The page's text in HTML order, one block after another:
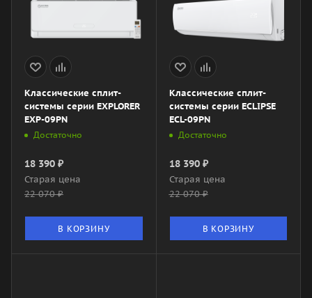
Классические сплит-
системы серии EXPLORER
EXP-09PN
Достаточно
18 390 ₽
Старая цена
22 070₽
В КОРЗИНУ
Классические сплит-
системы серии ECLIPSE
ECL-09PN
Достаточно
18 390₽
Старая цена
22 070₽
В КОРЗИНУ